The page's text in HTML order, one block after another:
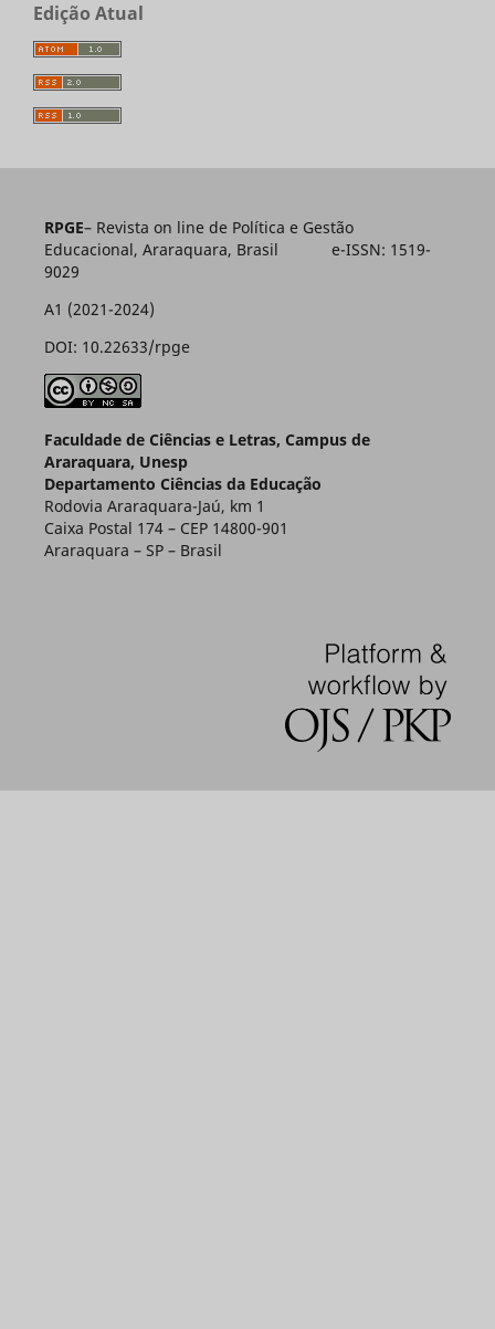
Edição Atual
RPGE– Revista on line de Política e Gestão
Educacional, Araraquara, Brasil e-ISSN: 1519-
9029
A1 (2021-2024)
DOI: 10.22633/rpge
Faculdade de Ciências e Letras, Campus de
Araraquara, Unesp
Departamento Ciências da Educação
Rodovia Araraquara-Jaú, km 1
Caixa Postal 174 – CEP 14800-901
Araraquara – SP – Brasil